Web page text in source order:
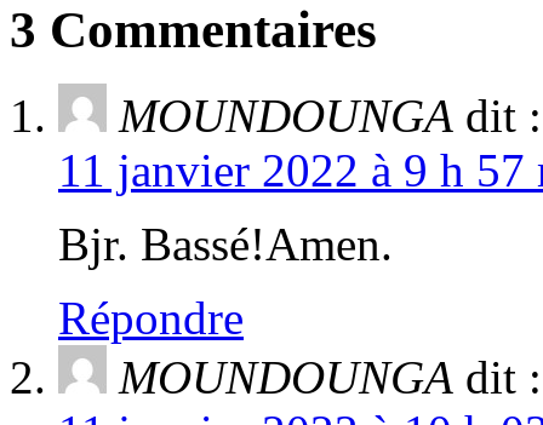
3 Commentaires
MOUNDOUNGA dit :
11 janvier 2022 à 9 h
Bjr. Bassé!Amen.
Répondre
MOUNDOUNGA dit :